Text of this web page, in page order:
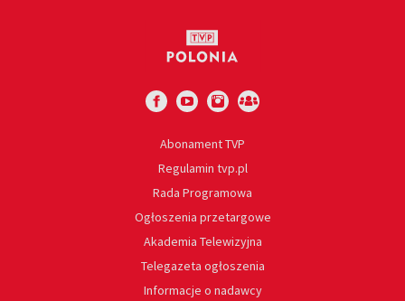
Abonament TVP
Regulamin tvp.pl
Rada Programowa
Ogłoszenia przetargowe
Akademia Telewizyjna
Telegazeta ogłoszenia
Informacje o nadawcy